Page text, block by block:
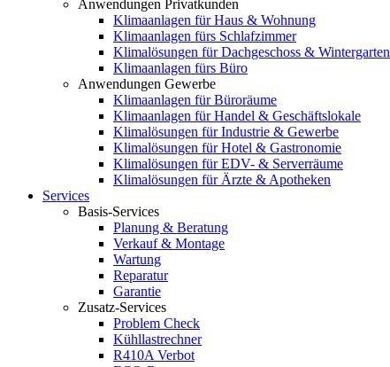
Anwendungen Privatkunden
Klimaanlagen für Haus & Wohnung
Klimaanlagen fürs Schlafzimmer
Klimalösungen für Dachgeschoss & Wintergarten
Klimaanlagen fürs Büro
Anwendungen Gewerbe
Klimaanlagen für Büroräume
Klimaanlagen für Handel & Geschäftslokale
Klimalösungen für Industrie & Gewerbe
Klimalösungen für Hotel & Gastronomie
Klimalösungen für EDV- & Serverräume
Klimalösungen für Ärzte & Apotheken
Services
Basis-Services
Planung & Beratung
Verkauf & Montage
Wartung
Reparatur
Garantie
Zusatz-Services
Problem Check
Kühllastrechner
R410A Verbot